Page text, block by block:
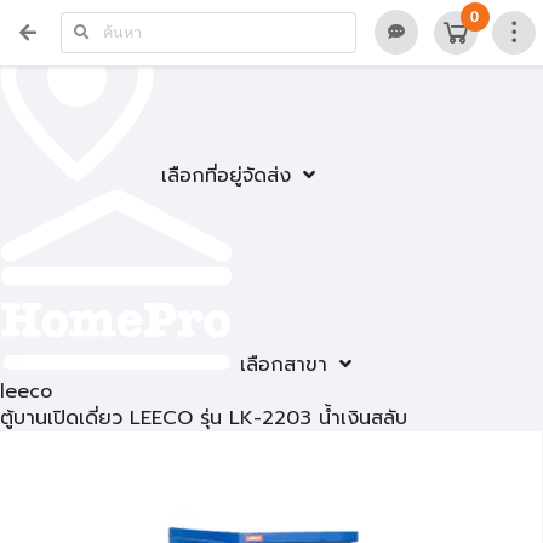
เลือกที่อยู่จัดส่ง
เลือกสาขา
0
leeco
ตู้บานเปิดเดี่ยว LEECO รุ่น LK-2203 น้ำเงินสลับ